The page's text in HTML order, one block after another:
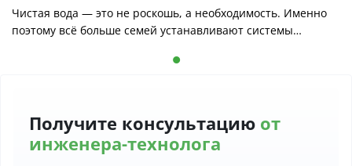
Чистая вода — это не роскошь, а необходимость. Именно
поэтому всё больше семей устанавливают системы
механические примеси, хлор, соли жёсткости и даже
обслуживания. Картриджи — сердце фильтра, и от их
состояния зависит вкус и безопасность воды. Как часто их
менять? Однозначного ответа нет: многое зависит от
Получите консультацию от
инженера-технолога